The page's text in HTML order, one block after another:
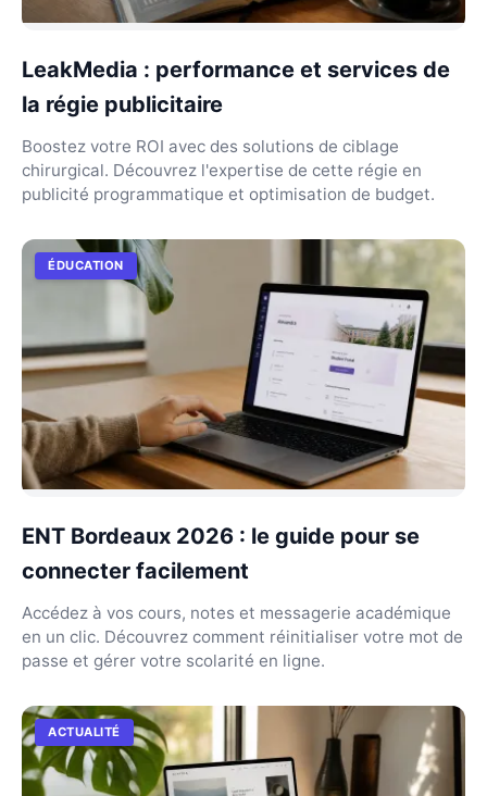
LeakMedia : performance et services de
la régie publicitaire
Boostez votre ROI avec des solutions de ciblage
chirurgical. Découvrez l'expertise de cette régie en
publicité programmatique et optimisation de budget.
ÉDUCATION
ENT Bordeaux 2026 : le guide pour se
connecter facilement
Accédez à vos cours, notes et messagerie académique
en un clic. Découvrez comment réinitialiser votre mot de
passe et gérer votre scolarité en ligne.
ACTUALITÉ